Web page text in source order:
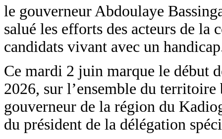
le gouverneur Abdoulaye
salué les efforts des acteurs de la
candidats vivant avec un
Ce mardi 2 juin marque le début
2026, sur l’ensemble du
gouverneur de la région du
du président de la délégation